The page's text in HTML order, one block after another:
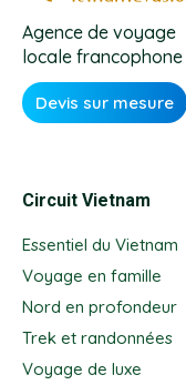
Agence de voyage
locale francophone
Devis sur mesure
Circuit Vietnam
Essentiel du Vietnam
Voyage en famille
Nord en profondeur
Trek et randonnées
Voyage de luxe